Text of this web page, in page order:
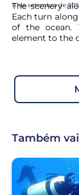
11 de setembro de
The scenery
Each turn
of the ocean.
element to the
Também